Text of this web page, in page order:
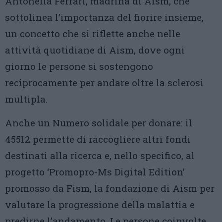
sottolinea l’importanza del fiorire insieme,
un concetto che si riflette anche nelle
attività quotidiane di Aism, dove ogni
giorno le persone si sostengono
reciprocamente per andare oltre la sclerosi
multipla.
Anche un Numero solidale per donare: il
45512 permette di raccogliere altri fondi
destinati alla ricerca e, nello specifico, al
progetto ‘Promopro-Ms Digital Edition’
promosso da Fism, la fondazione di Aism per
valutare la progressione della malattia e